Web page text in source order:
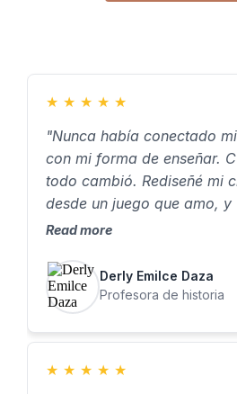
★ ★ ★ ★ ★
"Nunca había conectado
con mi forma de enseñar.
todo cambió. Rediseñé mi clase de historia
desde un juego que amo, y
estudiantes emocionados,
enseñar desde lo que
Read more
Derly Emilce Daza
Profesora de historia
★ ★ ★ ★ ★